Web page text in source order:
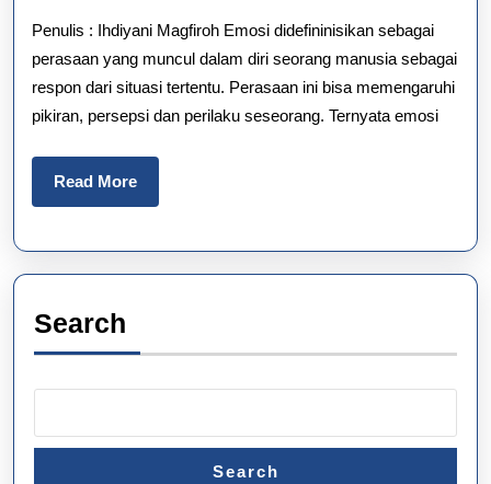
Kesehatan
Mental
dan
Fisik
Penulis : Ihdiyani Magfiroh Emosi didefininisikan sebagai
perasaan yang muncul dalam diri seorang manusia sebagai
respon dari situasi tertentu. Perasaan ini bisa memengaruhi
pikiran, persepsi dan perilaku seseorang. Ternyata emosi
Read MoreRead
More
Search
Search